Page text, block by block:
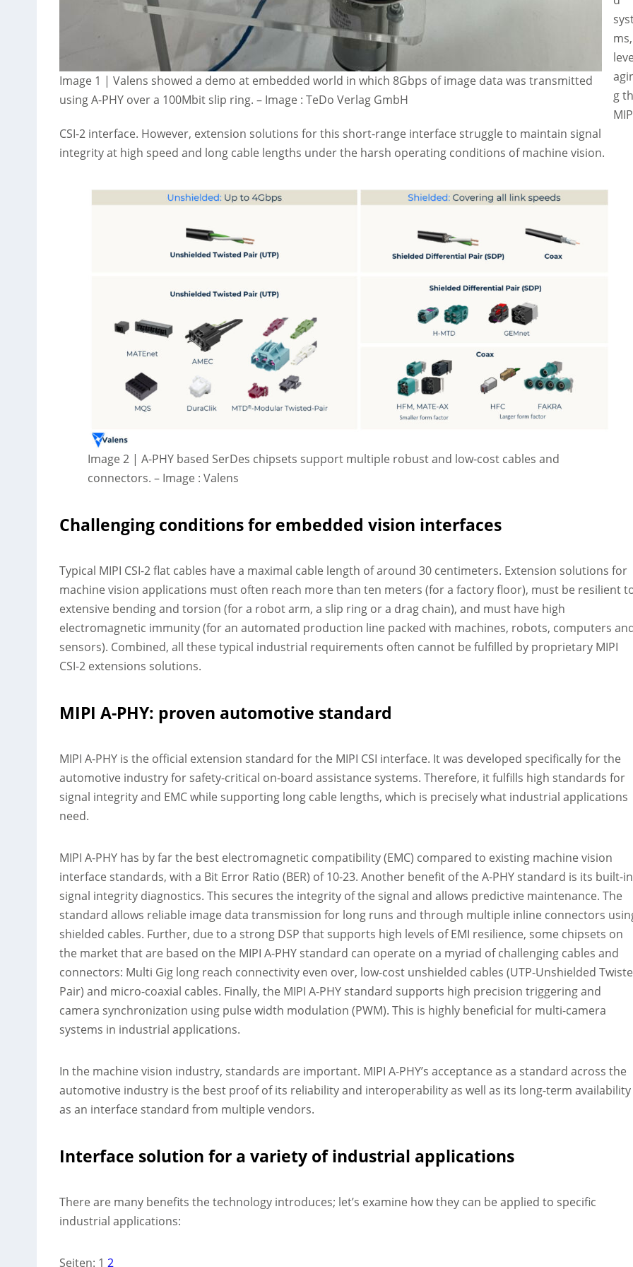
Image 1 | Valens showed a demo at embedded world in which 8Gbps of image data was transmitted
using A-PHY over a 100Mbit slip ring. – Image : TeDo Verlag GmbH
ms,
g
CSI-2 interface. However, extension solutions for this short-range interface struggle to maintain signal
integrity at high speed and long cable lengths under the harsh operating conditions of machine vision.
Image 2 | A-PHY based SerDes chipsets support multiple robust and low-cost cables and
connectors. – Image : Valens
Challenging conditions for embedded vision interfaces
Typical MIPI CSI-2 flat cables have a maximal cable length of around 30 centimeters. Extension solutions for
machine vision applications must often reach more than ten meters (for a factory floor), must be resilient
extensive bending and torsion (for a robot arm, a slip ring or a drag chain), and must have high
electromagnetic immunity (for an automated production line packed with machines, robots, computers
sensors). Combined, all these typical industrial requirements often cannot be fulfilled by proprietary MIPI
CSI-2 extensions solutions.
MIPI A-PHY: proven automotive standard
MIPI A-PHY is the official extension standard for the MIPI CSI interface. It was developed specifically for the
automotive industry for safety-critical on-board assistance systems. Therefore, it fulfills high standards for
signal integrity and EMC while supporting long cable lengths, which is precisely what industrial applications
need.
MIPI A-PHY has by far the best electromagnetic compatibility (EMC) compared to existing machine vision
interface standards, with a Bit Error Ratio (BER) of 10-23. Another benefit of the A-PHY standard is its built-in
signal integrity diagnostics. This secures the integrity of the signal and allows predictive maintenance. The
standard allows reliable image data transmission for long runs and through multiple inline connectors
shielded cables. Further, due to a strong DSP that supports high levels of EMI resilience, some chipsets on
the market that are based on the MIPI A-PHY standard can operate on a myriad of challenging cables and
connectors: Multi Gig long reach connectivity even over, low-cost unshielded cables (UTP-Unshielded
Pair) and micro-coaxial cables. Finally, the MIPI A-PHY standard supports high precision triggering and
camera synchronization using pulse width modulation (PWM). This is highly beneficial for multi-camera
systems in industrial applications.
In the machine vision industry, standards are important. MIPI A-PHY’s acceptance as a standard across the
automotive industry is the best proof of its reliability and interoperability as well as its long-term availability
as an interface standard from multiple vendors.
Interface solution for a variety of industrial applications
There are many benefits the technology introduces; let’s examine how they can be applied to specific
industrial applications:
Seiten: 1 2